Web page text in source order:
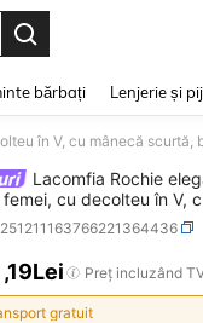
bărbați Lenjerie și
în V, cu mânecă scurtă,
Lacomfia Rochie
cu decolteu în V,
plisată, lejeră
AND
,19Lei Preț incluzând
gratuit